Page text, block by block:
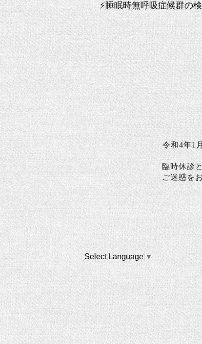
⚡睡眠時無呼吸症候群の
令和4年1
臨時休診
ご迷惑を
Select Language ▼